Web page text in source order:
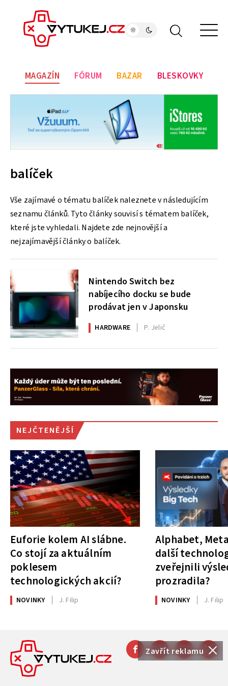
Zavřít reklamu
MAGAZÍN FÓRUM BAZAR BLESKOVKY
balíček
Vše zajímavé o tématu balíček naleznete v následujícím
seznamu článků. Tyto články souvisí s tématem balíček,
které jste vyhledali. Najdete zde nejnovější a
nejzajímavější články o balíček.
Nintendo Switch bez
nabíjecího docku se bude
prodávat jen v Japonsku
HARDWARE P. Jelič
NEJČTENĚJŠÍ
Euforie kolem AI slábne.
Co stojí za aktuálním
poklesem
technologických akcií?
NOVINKY J. Filip
Alphabet,
další
zveřejnili
prozradila?
NOVINKY J. Filip